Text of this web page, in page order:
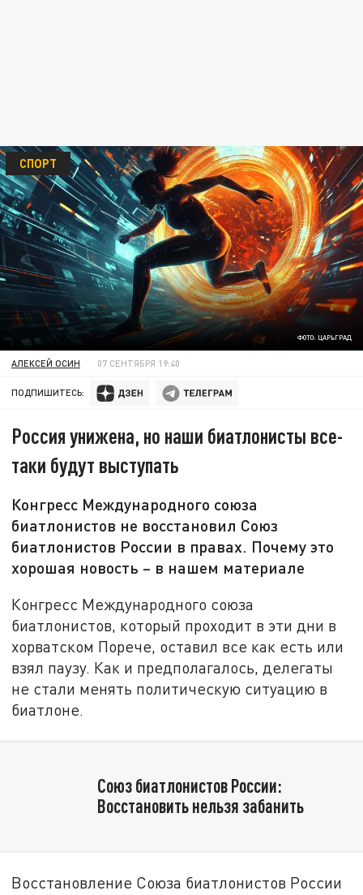
ФОТО: ЦАРЬГРАД
СПОРТ
АЛЕКСЕЙ ОСИН 07 СЕНТЯБРЯ 19:40
ПОДПИШИТЕСЬ:
Россия унижена, но наши биатлонисты все-
таки будут выступать
Конгресс Международного союза
биатлонистов не восстановил Союз
биатлонистов России в правах. Почему это
хорошая новость – в нашем материале
Конгресс Международного союза
биатлонистов, который проходит в эти дни в
хорватском Порече, оставил все как есть или
взял паузу. Как и предполагалось, делегаты
не стали менять политическую ситуацию в
биатлоне.
Союз биатлонистов России:
Восстановить нельзя забанить
Восстановление Союза биатлонистов России